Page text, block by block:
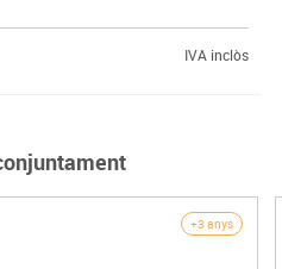
IVA inclòs
+3 anys